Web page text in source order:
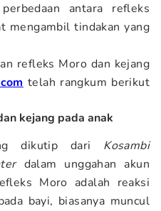
antara refleks
mengambil tindakan yang
refleks Moro dan kejang
telah rangkum berikut
kejang pada anak
dikutip dari Kosambi
dalam unggahan akun
Moro adalah reaksi
bayi, biasanya muncul